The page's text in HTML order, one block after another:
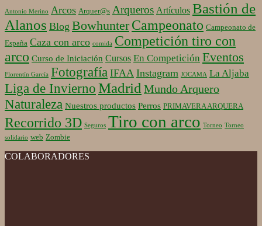
Antonio Merino Arcos Arquer@s Arqueros Artículos Bastión de
Alanos Blog Bowhunter Campeonato Campeonato de
España Caza con arco comida Competición tiro con
arco Curso de Iniciación Cursos En Competición Eventos
Florentín García Fotografía IFAA Instagram JOCAMA La Aljaba
Liga de Invierno Madrid Mundo Arquero
Naturaleza Nuestros productos Perros PRIMAVERA ARQUERA
Recorrido 3D Seguros Tiro con arco Torneo Torneo
solidario web Zombie
COLABORADORES